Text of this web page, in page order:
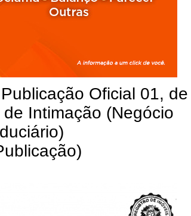
Oficial 01, de
Intimação (Negócio